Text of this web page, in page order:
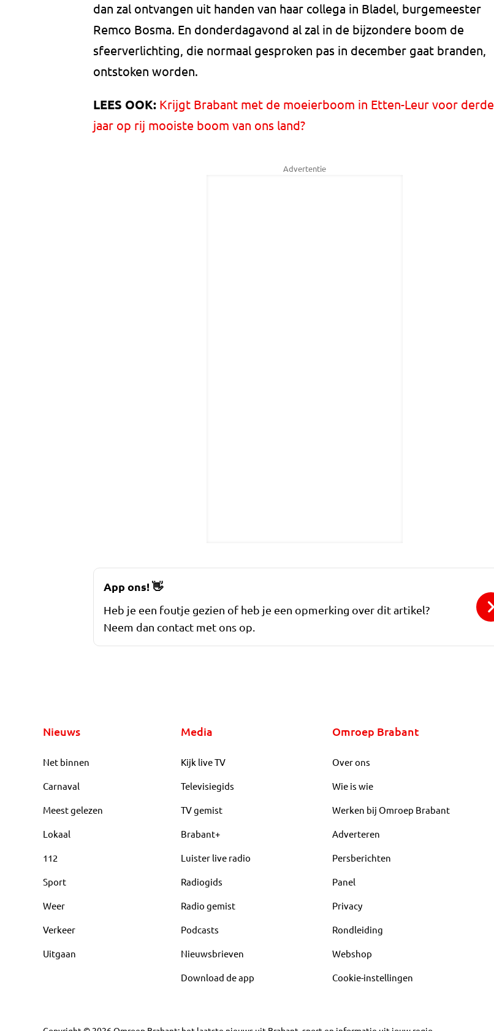
dan zal ontvangen uit handen van haar collega in Bladel, burgemeester
Remco Bosma. En donderdagavond al zal in de bijzondere boom de
sfeerverlichting, die normaal gesproken pas in december gaat branden,
ontstoken worden.
LEES OOK: Krijgt Brabant met de moeierboom in Etten-Leur voor derde
jaar op rij mooiste boom van ons land?
Advertentie
App ons!👋
Heb je een foutje gezien of heb je een opmerking over dit artikel?
Neem dan contact met ons op.
Nieuws
Net binnen
Carnaval
Meest gelezen
Lokaal
112
Sport
Weer
Verkeer
Uitgaan
Media
Kijk live TV
Televisiegids
TV gemist
Brabant+
Luister live radio
Radiogids
Radio gemist
Podcasts
Nieuwsbrieven
Download de app
Omroep Brabant
Over ons
Wie is wie
Werken bij Omroep Brabant
Adverteren
Persberichten
Panel
Privacy
Rondleiding
Webshop
Cookie-instellingen